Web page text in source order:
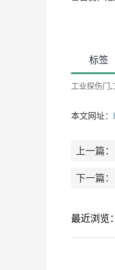
标签
工业探伤门 ,
本文网址：
上一篇：
下一篇：
最近浏览